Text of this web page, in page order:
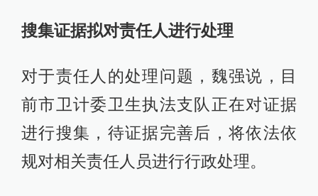
搜集证据拟对责任人进行处理
对于责任人的处理问题，魏强说，目
前市卫计委卫生执法支队正在对证据
进行搜集，待证据完善后，将依法依
规对相关责任人员进行行政处理。